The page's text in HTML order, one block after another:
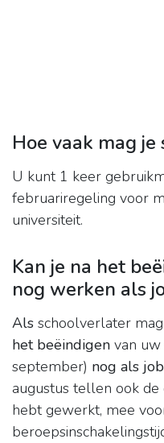
Hoe vaak mag
U kunt 1 keer
februariregeling voor
universiteit.
Kan je na het
nog werken als
Als schoolverlater
het beëindigen van uw
september) nog als
augustus tellen ook de
hebt gewerkt, mee